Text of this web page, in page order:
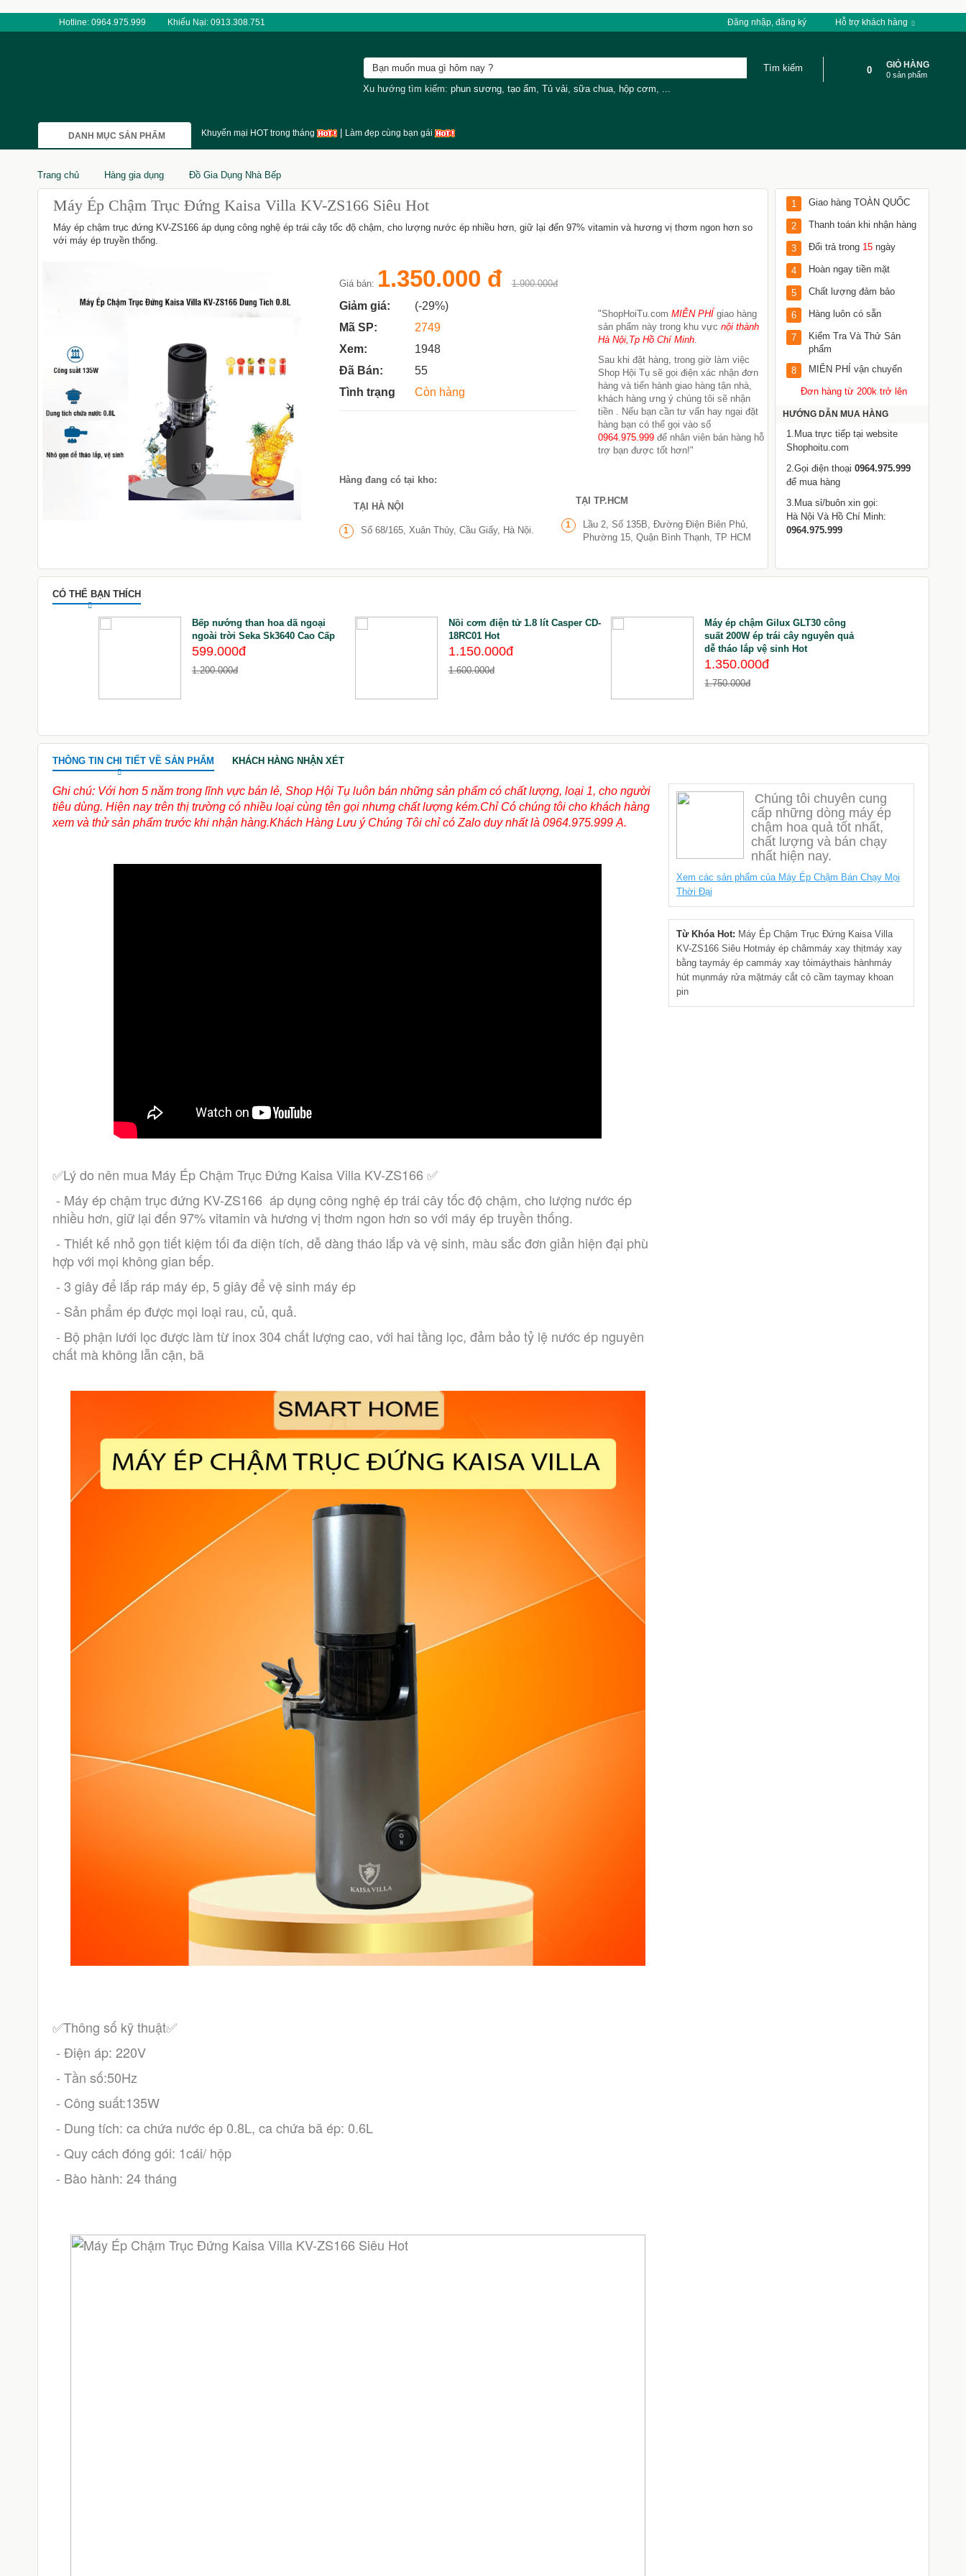
Hotline: 0964.975.999 Khiếu Nại: 0913.308.751 Đăng nhập, đăng ký Hỗ trợ khách hàng
Xu hướng tìm kiếm: phun sương, tạo ẩm, Tủ vải, sữa chua, hộp cơm, ...
0 GIỎ HÀNG
0 sản phẩm
DANH MỤC SẢN PHẨM Khuyến mại HOT trong tháng | Làm đẹp cùng bạn gái
Trang chủ Hàng gia dụng Đồ Gia Dụng Nhà Bếp
Máy Ép Chậm Trục Đứng Kaisa Villa KV-ZS166 Siêu Hot
Máy ép chậm trục đứng KV-ZS166 áp dụng công nghệ ép trái cây tốc độ chậm, cho lượng nước ép nhiều hơn, giữ lại đến 97% vitamin và hương vị thơm ngon hơn so
với máy ép truyền thống.
Giá bán: 1.350.000 đ 1.900.000đ
Giảm giá:
(-29%)
Mã SP:
2749
Xem:
1948
Đã Bán:
55
Tình trạng
Còn hàng
"ShopHoiTu.com MIỄN PHÍgiao hàng
sản phẩm này trong khu vực nội thành
Hà Nội,Tp Hồ Chí Minh.
Sau khi đặt hàng, trong giờ làm việc
Shop Hội Tụ sẽ gọi điện xác nhận đơn
hàng và tiến hành giao hàng tận nhà,
khách hàng ưng ý chúng tôi sẽ nhận
tiền . Nếu bạn cần tư vấn hay ngại đặt
hàng bạn có thể gọi vào số
0964.975.999 để nhân viên bán hàng hỗ
trợ bạn được tốt hơn!"
Hàng đang có tại kho:
TẠI HÀ NỘI
1 Số 68/165, Xuân Thủy, Cầu Giấy, Hà Nội.
TẠI TP.HCM
1
Lầu 2, Số 135B, Đường Điện Biên Phủ,
Phường 15, Quận Bình Thạnh, TP HCM
1 Giao hàng TOÀN QUỐC
2 Thanh toán khi nhận hàng
3 Đổi trả trong 15ngày
4 Hoàn ngay tiền mặt
5 Chất lượng đảm bảo
6 Hàng luôn có sẵn
7
Kiểm Tra Và Thử Sản
phẩm
8
MIỄN PHÍ vận chuyển
Đơn hàng từ 200k trở lên
HƯỚNG DẪN MUA HÀNG
1.Mua trực tiếp tại website
Shophoitu.com
2.Gọi điện thoại 0964.975.999
để mua hàng
3.Mua sỉ/buôn xin gọi:
Hà Nội Và Hồ Chí Minh:
0964.975.999
CÓ THỂ BẠN THÍCH
Bếp nướng than hoa dã ngoại
ngoài trời Seka Sk3640 Cao Cấp
599.000đ
1.200.000đ
Nồi cơm điện tử 1.8 lít Casper CD-
18RC01 Hot
1.150.000đ
1.600.000đ
Máy ép chậm Gilux GLT30 công
suất 200W ép trái cây nguyên quả
dễ tháo lắp vệ sinh Hot
1.350.000đ
1.750.000đ
THÔNG TIN CHI TIẾT VỀ SẢN PHẨM KHÁCH HÀNG NHẬN XÉT
Ghi chú: Với hơn 5 năm trong lĩnh vực bán lẻ, Shop Hội Tụ luôn bán những sản phẩm có chất lượng, loại 1, cho người
tiêu dùng. Hiện nay trên thị trường có nhiều loại cùng tên gọi nhưng chất lượng kém.Chỉ Có chúng tôi cho khách hàng
xem và thử sản phẩm trước khi nhận hàng.Khách Hàng Lưu ý Chúng Tôi chỉ có Zalo duy nhất là 0964.975.999 Ạ.
✅Lý do nên mua Máy Ép Chậm Trục Đứng Kaisa Villa KV-ZS166 ✅
nhiều hơn, giữ lại đến 97% vitamin và hương vị thơm ngon hơn so với máy ép truyền thống.
hợp với mọi không gian bếp.
- 3 giây để lắp ráp máy ép, 5 giây để vệ sinh máy ép
- Sản phẩm ép được mọi loại rau, củ, quả.
chất mà không lẫn cặn, bã
✅Thông số kỹ thuật✅
- Điện áp: 220V
- Tần số:50Hz
- Công suất:135W
- Dung tích: ca chứa nước ép 0.8L, ca chứa bã ép: 0.6L
- Quy cách đóng gói: 1cái/ hộp
- Bào hành: 24 tháng
Chúng tôi chuyên cung
cấp những dòng máy ép
chậm hoa quả tốt nhất,
chất lượng và bán chạy
nhất hiện nay.
Xem các sản phẩm của Máy Ép Chậm Bán Chạy Mọi
Thời Đại
Từ Khóa Hot: Máy Ép Chậm Trục Đứng Kaisa Villa
KV-ZS166 Siêu Hotmáy ép châmmáy xay thịtmáy xay
bằng taymáy ép cammáy xay tỏimáythais hànhmáy
hút mụnmáy rửa mặtmáy cắt cỏ cầm taymay khoan
pin